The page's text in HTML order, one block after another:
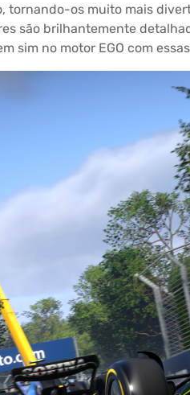
tornando-os muito mais
são brilhantemente
sim no motor EGO com